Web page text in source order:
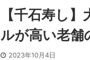
【千石寿し
ルが高い老舗
2023年10月4日